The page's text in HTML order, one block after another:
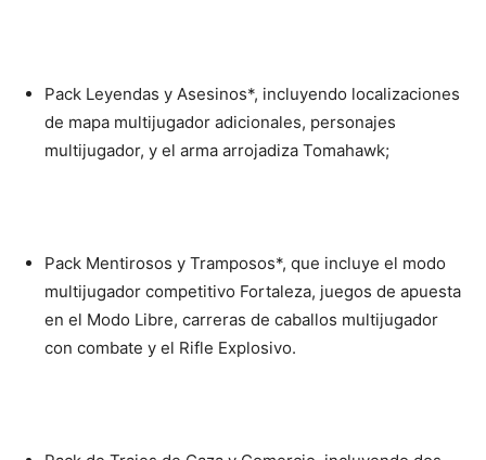
Pack Leyendas y Asesinos*, incluyendo localizaciones
de mapa multijugador adicionales, personajes
multijugador, y el arma arrojadiza Tomahawk;
Pack Mentirosos y Tramposos*, que incluye el modo
multijugador competitivo Fortaleza, juegos de apuesta
en el Modo Libre, carreras de caballos multijugador
con combate y el Rifle Explosivo.